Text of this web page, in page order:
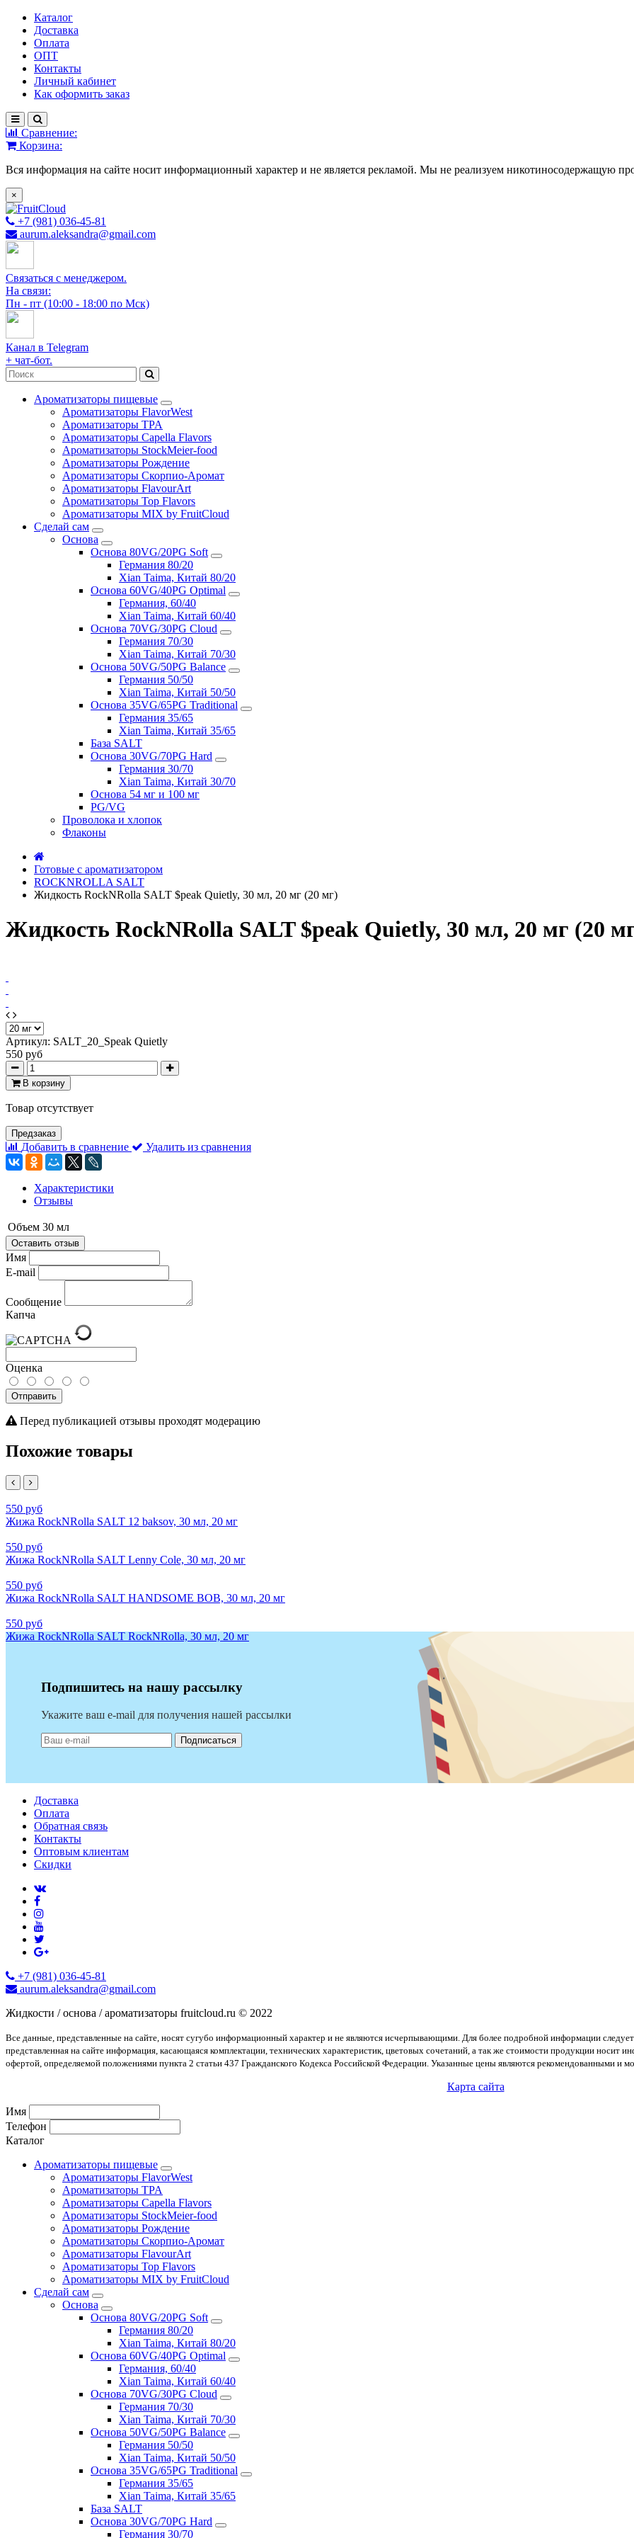
Каталог
Доставка
Оплата
ОПТ
Контакты
Личный кабинет
Как оформить заказ
Сравнение:
Корзина:
Вся информация на сайте носит информационный характер и не является рекламой. Мы не реализуем никотиносодержащую
×
+7 (981) 036-45-81
aurum.aleksandra@gmail.com
Связаться с менеджером.
На связи:
Пн - пт (10:00 - 18:00 по Мск)
Канал в Telegram
+ чат-бот.
Ароматизаторы пищевые
Ароматизаторы FlavorWest
Ароматизаторы TPA
Ароматизаторы Capella Flavors
Ароматизаторы StockMeier-food
Ароматизаторы Рождение
Ароматизаторы Скорпио-Аромат
Ароматизаторы FlavourArt
Ароматизаторы Top Flavors
Ароматизаторы MIX by FruitCloud
Сделай сам
Основа
Основа 80VG/20PG Soft
Германия 80/20
Xian Taima, Китай 80/20
Основа 60VG/40PG Optimal
Германия, 60/40
Xian Taima, Китай 60/40
Основа 70VG/30PG Cloud
Германия 70/30
Xian Taima, Китай 70/30
Основа 50VG/50PG Balance
Германия 50/50
Xian Taima, Китай 50/50
Основа 35VG/65PG Traditional
Германия 35/65
Xian Taima, Китай 35/65
База SALT
Основа 30VG/70PG Hard
Германия 30/70
Xian Taima, Китай 30/70
Основа 54 мг и 100 мг
PG/VG
Проволока и хлопок
Флаконы
Готовые с ароматизатором
ROCKNROLLA SALT
Жидкость RockNRolla SALT $peak Quietly, 30 мл, 20 мг (20 мг)
Жидкость RockNRolla SALT $peak Quietly, 30 мл, 20 мг (20
Артикул: SALT_20_Speak Quietly
550 руб
В корзину
Товар отсутствует
Предзаказ
Добавить в сравнение Удалить из сравнения
Характеристики
Отзывы
Объем 30 мл
Оставить отзыв
Имя
E-mail
Сообщение
Капча
Оценка
Отправить
Перед публикацией отзывы проходят модерацию
Похожие товары
550 руб
Жижа RockNRolla SALT 12 baksov, 30 мл, 20 мг
550 руб
Жижа RockNRolla SALT Lenny Cole, 30 мл, 20 мг
550 руб
Жижа RockNRolla SALT HANDSOME BOB, 30 мл, 20 мг
550 руб
Жижа RockNRolla SALT RockNRolla, 30 мл, 20 мг
Подпишитесь на нашу рассылку
Укажите ваш e-mail для получения нашей рассылки
Подписаться
Доставка
Оплата
Обратная связь
Контакты
Оптовым клиентам
Скидки
+7 (981) 036-45-81
aurum.aleksandra@gmail.com
Жидкости / основа / ароматизаторы fruitcloud.ru © 2022
Все данные, представленные на сайте, носят сугубо информационный характер и не являются исчерпывающими. Для более подробной информации
представленная на сайте информация, касающаяся комплектации, технических характеристик, цветовых сочетаний, а так же стоимости продукции носит
офертой, определяемой положениями пункта 2 статьи 437 Гражданского Кодекса Российской Федерации. Указанные цены являются рекомендованными и
Карта сайта
Имя
Телефон
Каталог
Ароматизаторы пищевые
Ароматизаторы FlavorWest
Ароматизаторы TPA
Ароматизаторы Capella Flavors
Ароматизаторы StockMeier-food
Ароматизаторы Рождение
Ароматизаторы Скорпио-Аромат
Ароматизаторы FlavourArt
Ароматизаторы Top Flavors
Ароматизаторы MIX by FruitCloud
Сделай сам
Основа
Основа 80VG/20PG Soft
Германия 80/20
Xian Taima, Китай 80/20
Основа 60VG/40PG Optimal
Германия, 60/40
Xian Taima, Китай 60/40
Основа 70VG/30PG Cloud
Германия 70/30
Xian Taima, Китай 70/30
Основа 50VG/50PG Balance
Германия 50/50
Xian Taima, Китай 50/50
Основа 35VG/65PG Traditional
Германия 35/65
Xian Taima, Китай 35/65
База SALT
Основа 30VG/70PG Hard
Германия 30/70